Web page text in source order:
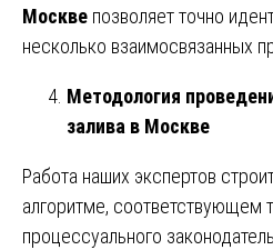
Москве позволяет точно
несколько взаимосвязанных
Методология
залива в Москве
Работа наших экспертов
алгоритме, соответствующем
процессуального